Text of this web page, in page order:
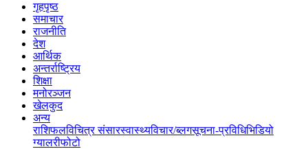
गृहपृष्ठ
समाचार
राजनीति
देश
आर्थिक
अन्तर्राष्ट्रिय
शिक्षा
मनोरञ्जन
खेलकुद
अन्य
राशिफलविचित्र संसारस्वास्थ्यविचार/ब्लगसूचना-प्रविधिभिडियो
ग्यालरीफोटो